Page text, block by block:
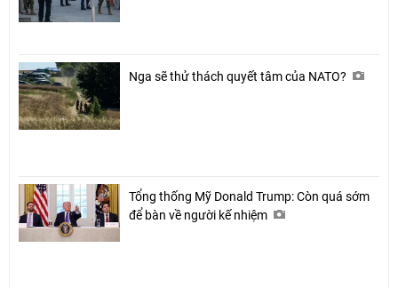
Nga sẽ thử thách quyết tâm của NATO?
Tổng thống Mỹ Donald Trump: Còn quá sớm
để bàn về người kế nhiệm